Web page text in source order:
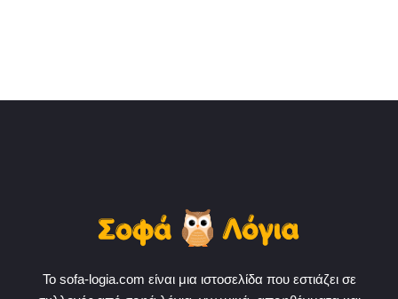
Το sofa-logia.com είναι μια ιστοσελίδα που εστιάζει σε